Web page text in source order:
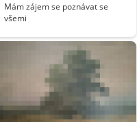
Mám zájem se poznávat se
všemi